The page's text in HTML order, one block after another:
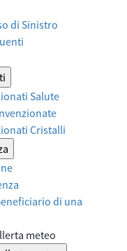
di Sinistro
Salute
Cristalli
di una
meteo